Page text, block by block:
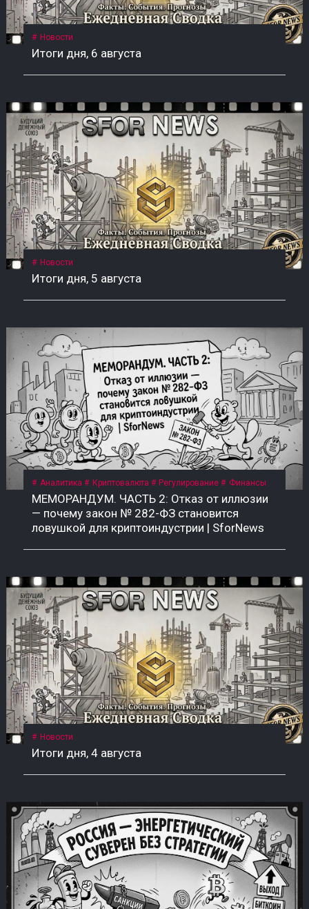
Новости
Итоги дня, 6 августа
Новости
Итоги дня, 5 августа
Аналитика Криптовалюта Регулирование Финансы
МЕМОРАНДУМ. ЧАСТЬ 2: Отказ от иллюзии
— почему закон № 282-ФЗ становится
ловушкой для криптоиндустрии | SforNews
Новости
Итоги дня, 4 августа